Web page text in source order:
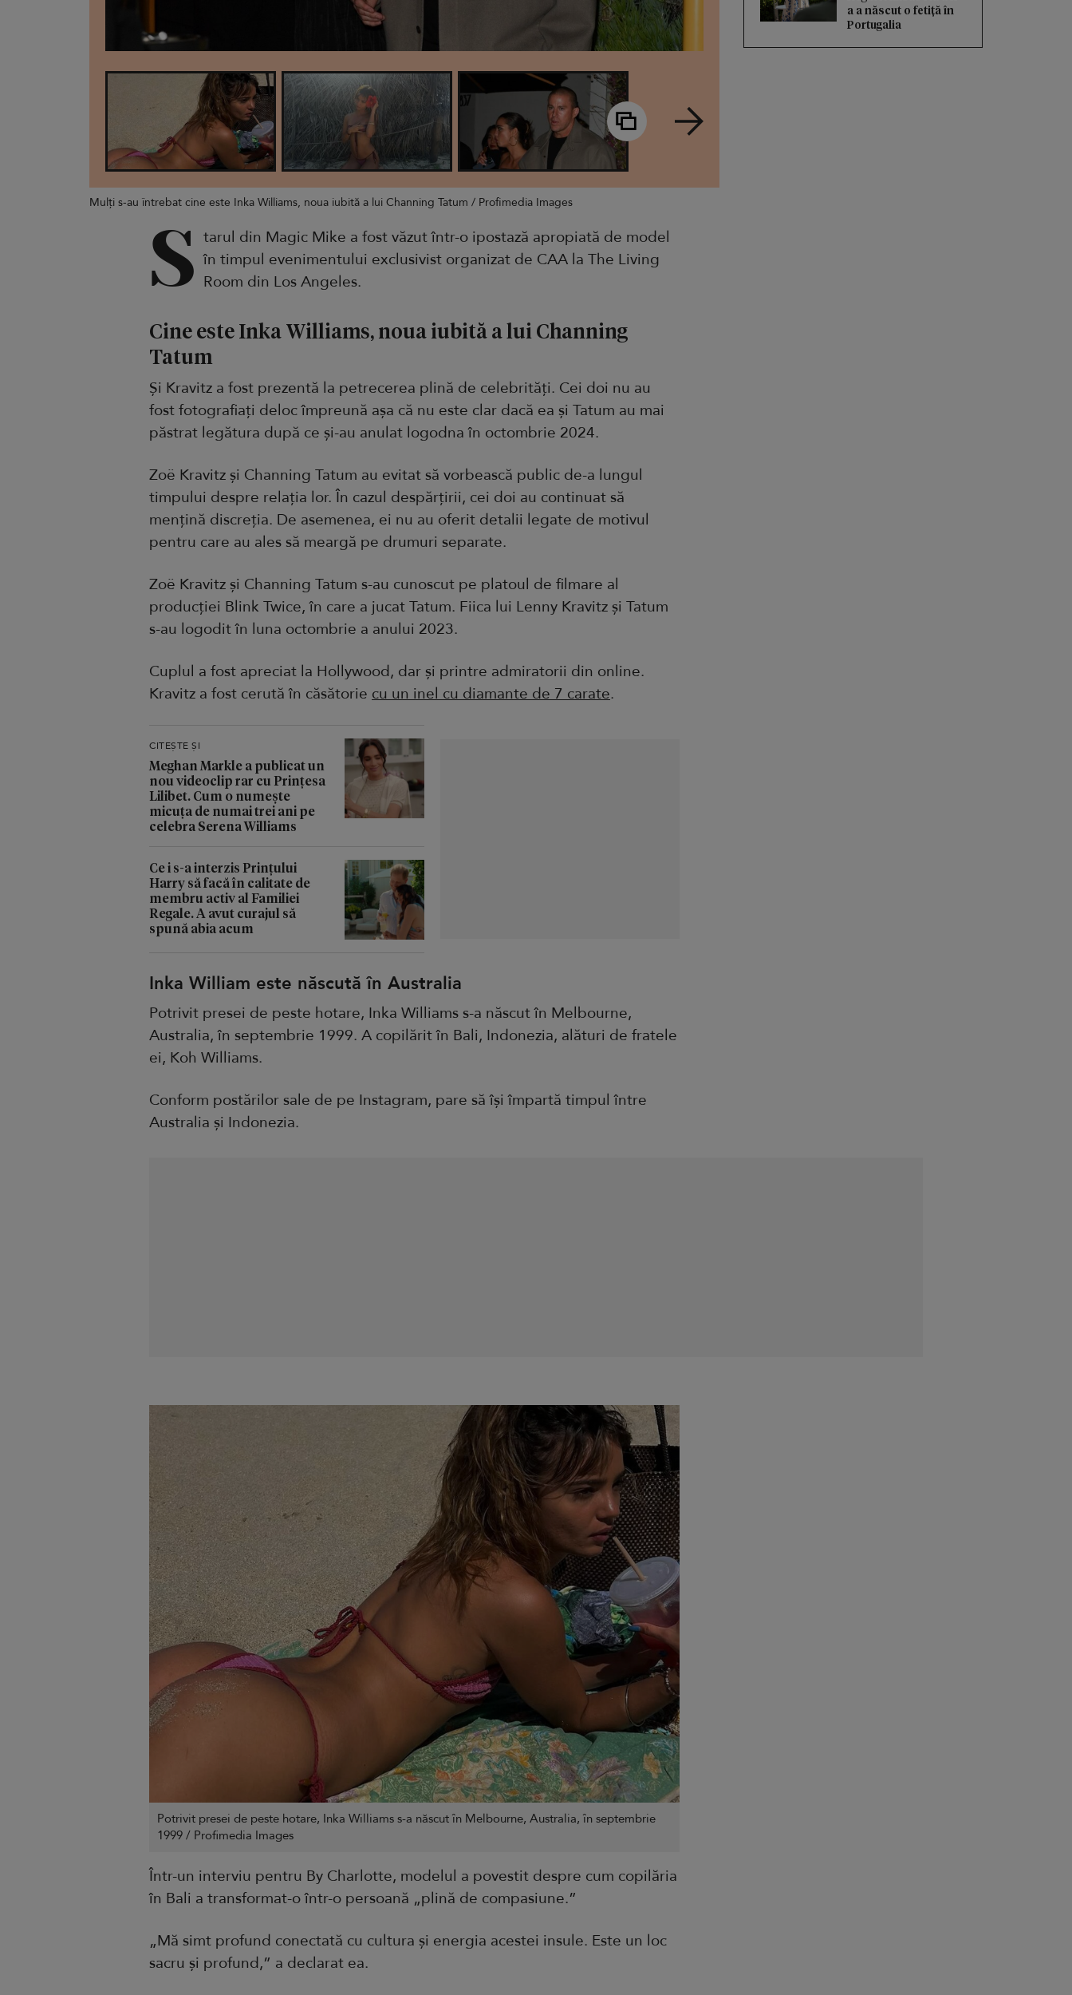
Mulți s-au întrebat cine este Inka Williams, noua iubită a lui Channing Tatum / Profimedia Images
a a născut o fetiță în
Portugalia
S tarul din Magic Mike a fost văzut într-o ipostază apropiată de model
în timpul evenimentului exclusivist organizat de CAA la The Living
Room din Los Angeles.
Cine este Inka Williams, noua iubită a lui Channing
Tatum
Și Kravitz a fost prezentă la petrecerea plină de celebrități. Cei doi nu au
fost fotografiați deloc împreună așa că nu este clar dacă ea și Tatum au mai
păstrat legătura după ce și-au anulat logodna în octombrie 2024.
Zoë Kravitz și Channing Tatum au evitat să vorbească public de-a lungul
timpului despre relația lor. În cazul despărțirii, cei doi au continuat să
mențină discreția. De asemenea, ei nu au oferit detalii legate de motivul
pentru care au ales să meargă pe drumuri separate.
Zoë Kravitz și Channing Tatum s-au cunoscut pe platoul de filmare al
producției Blink Twice, în care a jucat Tatum. Fiica lui Lenny Kravitz și Tatum
s-au logodit în luna octombrie a anului 2023.
Cuplul a fost apreciat la Hollywood, dar și printre admiratorii din online.
Kravitz a fost cerută în căsătorie cu un inel cu diamante de 7 carate.
CITEȘTE ȘI
Meghan Markle a publicat un
nou videoclip rar cu Prințesa
Lilibet. Cum o numește
micuța de numai trei ani pe
celebra Serena Williams
Ce i s-a interzis Prințului
Harry să facă în calitate de
membru activ al Familiei
Regale. A avut curajul să
spună abia acum
Inka William este născută în Australia
Potrivit presei de peste hotare, Inka Williams s-a născut în Melbourne,
Australia, în septembrie 1999. A copilărit în Bali, Indonezia, alături de fratele
ei, Koh Williams.
Conform postărilor sale de pe Instagram, pare să își împartă timpul între
Australia și Indonezia.
Potrivit presei de peste hotare, Inka Williams s-a născut în Melbourne, Australia, în septembrie
1999 / Profimedia Images
Într-un interviu pentru By Charlotte, modelul a povestit despre cum copilăria
în Bali a transformat-o într-o persoană „plină de compasiune.”
„Mă simt profund conectată cu cultura și energia acestei insule. Este un loc
sacru și profund,” a declarat ea.